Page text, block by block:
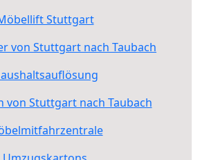
Stuttgart
von Stuttgart nach Taubach
von Stuttgart nach Taubach